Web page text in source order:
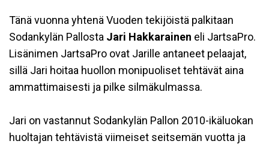
Tänä vuonna yhtenä Vuoden tekijöistä palkitaan
Sodankylän Pallosta Jari Hakkarainen eli JartsaPro.
Lisänimen JartsaPro ovat Jarille antaneet pelaajat,
sillä Jari hoitaa huollon monipuoliset tehtävät aina
ammattimaisesti ja pilke silmäkulmassa.
Jari on vastannut Sodankylän Pallon 2010-ikäluokan
huoltajan tehtävistä viimeiset seitsemän vuotta ja